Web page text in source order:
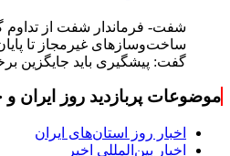
شفت- فرماندار شفت از
ساخت‌وسازهای غیرمجاز تا
گفت: پیشگیری باید جایگزین
موضوعات پربازدید روز ایران
اخبار روز استان‌های ایران
اخبار بین‌المللی اخیر